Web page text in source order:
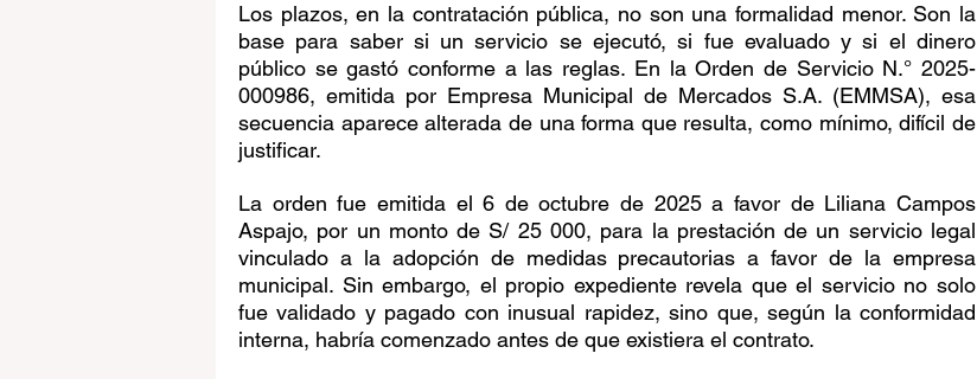
Los plazos, en la contratación pública, no son una formalidad menor. Son la
base para saber si un servicio se ejecutó, si fue evaluado y si el dinero
público se gastó conforme a las reglas. En la Orden de Servicio N.° 2025-
000986, emitida por Empresa Municipal de Mercados S.A. (EMMSA), esa
secuencia aparece alterada de una forma que resulta, como mínimo, difícil de
justificar.
La orden fue emitida el 6 de octubre de 2025 a favor de Liliana Campos
Aspajo, por un monto de S/ 25 000, para la prestación de un servicio legal
vinculado a la adopción de medidas precautorias a favor de la empresa
municipal. Sin embargo, el propio expediente revela que el servicio no solo
fue validado y pagado con inusual rapidez, sino que, según la conformidad
interna, habría comenzado antes de que existiera el contrato.